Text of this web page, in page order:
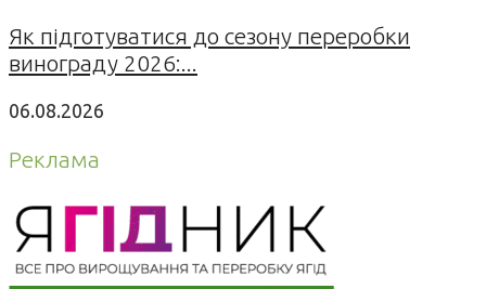
Як підготуватися до сезону переробки
винограду 2026:...
06.08.2026
Реклама